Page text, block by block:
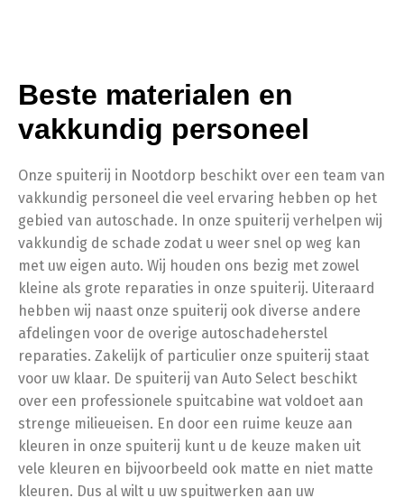
Beste materialen en
vakkundig personeel
Onze spuiterij in Nootdorp beschikt over een team van
vakkundig personeel die veel ervaring hebben op het
gebied van autoschade. In onze spuiterij verhelpen wij
vakkundig de schade zodat u weer snel op weg kan
met uw eigen auto. Wij houden ons bezig met zowel
kleine als grote reparaties in onze spuiterij. Uiteraard
hebben wij naast onze spuiterij ook diverse andere
afdelingen voor de overige autoschadeherstel
reparaties. Zakelijk of particulier onze spuiterij staat
voor uw klaar. De spuiterij van Auto Select beschikt
over een professionele spuitcabine wat voldoet aan
strenge milieueisen. En door een ruime keuze aan
kleuren in onze spuiterij kunt u de keuze maken uit
vele kleuren en bijvoorbeeld ook matte en niet matte
kleuren. Dus al wilt u uw spuitwerken aan uw